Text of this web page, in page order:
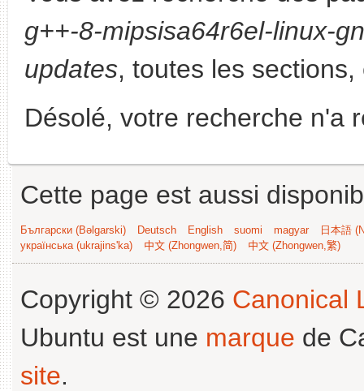
g++-8-mipsisa64r6el-linux-
updates, toutes les
Désolé, votre recherche n'a
Cette page est aussi
Български (Bəlgarski) Deutsch English suomi magyar
日本語
українська (ukrajins'ka)
中文 (Zhongwen,简) 中文 (Zhongwen,繁)
Copyright © 2026 Canonical
Ubuntu est une marque de
site.